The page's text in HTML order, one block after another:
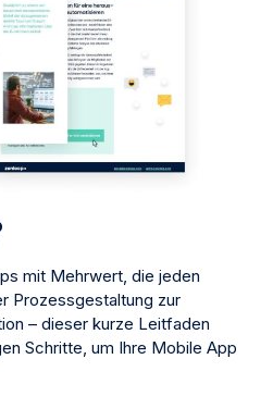
mit Mehrwert, die jeden
Prozessgestaltung zur
– dieser kurze Leitfaden
Schritte, um Ihre Mobile App